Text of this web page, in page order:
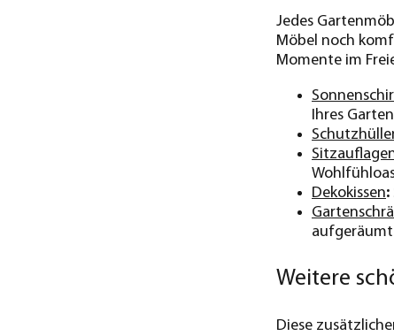
Jedes
Möbel noch
Momente im
Ihres
Dekokissen:
Weitere
Diese